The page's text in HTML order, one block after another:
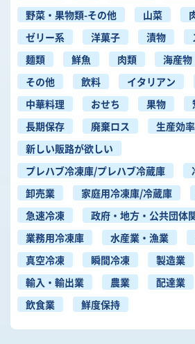
野菜・果物類-その他
山菜
ゼリー系
洋菓子 漬物
麺類
鮮魚 肉類 海産物
その他
飲料 イタリアン
中華料理
おせち 果物
長期保存
廃棄ロス 生産効率
新しい販路が欲しい
プレハブ冷凍庫/プレハブ冷蔵庫
卸売業
家庭用冷凍庫/冷蔵庫
急速冷凍
政府・地方・公共団体
業務用冷凍庫
水産業・漁業
真空冷凍
瞬間冷凍 製造業
輸入・輸出業
農業 配達業
飲食業
鮮度保持